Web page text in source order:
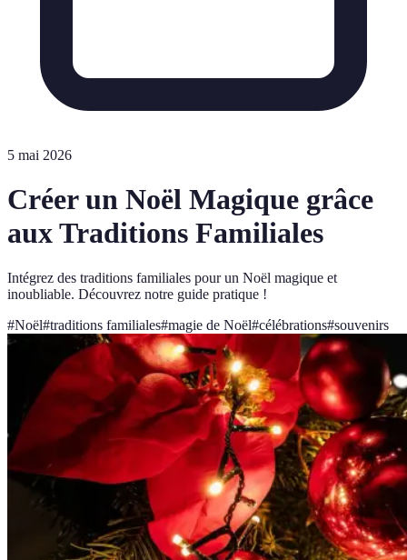
5 mai 2026
Créer un Noël Magique grâce
aux Traditions Familiales
Intégrez des traditions familiales pour un Noël magique et
inoubliable. Découvrez notre guide pratique !
#Noël#traditions familiales#magie de Noël#célébrations#souvenirs